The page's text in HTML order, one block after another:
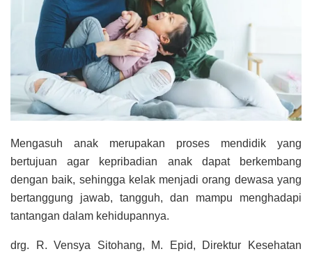
Mengasuh anak merupakan proses mendidik yang
bertujuan agar kepribadian anak dapat berkembang
dengan baik, sehingga kelak menjadi orang dewasa yang
bertanggung jawab, tangguh, dan mampu menghadapi
tantangan dalam kehidupannya.
drg. R. Vensya Sitohang, M. Epid, Direktur Kesehatan